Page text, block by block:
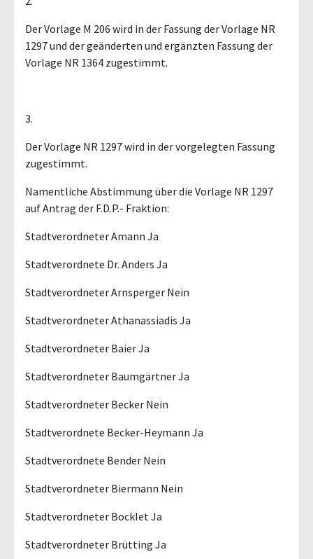
Der Vorlage M 206 wird in der Fassung der Vorlage NR
1297 und der geänderten und ergänzten Fassung der
Vorlage NR 1364 zugestimmt.
3.
Der Vorlage NR 1297 wird in der vorgelegten Fassung
zugestimmt.
Namentliche Abstimmung über die Vorlage NR 1297
auf Antrag der F.D.P.- Fraktion:
Stadtverordneter Amann Ja
Stadtverordnete Dr. Anders Ja
Stadtverordneter Arnsperger Nein
Stadtverordneter Athanassiadis Ja
Stadtverordneter Baier Ja
Stadtverordneter Baumgärtner Ja
Stadtverordneter Becker Nein
Stadtverordnete Becker-Heymann Ja
Stadtverordnete Bender Nein
Stadtverordneter Biermann Nein
Stadtverordneter Bocklet Ja
Stadtverordneter Brütting Ja